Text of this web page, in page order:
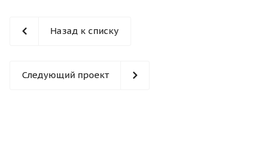
Назад к списку
Следующий проект